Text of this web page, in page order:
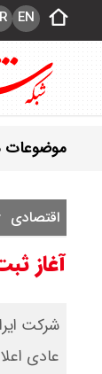
EN
موضوعات
اقتصادی
آغاز
شرکت